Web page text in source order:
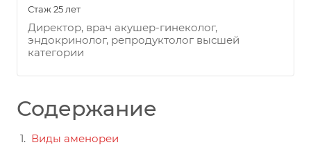
Стаж 25 лет
Директор, врач акушер-гинеколог,
эндокринолог, репродуктолог высшей
категории
Содержание
Виды аменореи